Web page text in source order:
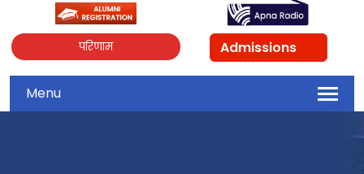
परिणाम Admissions
Menu